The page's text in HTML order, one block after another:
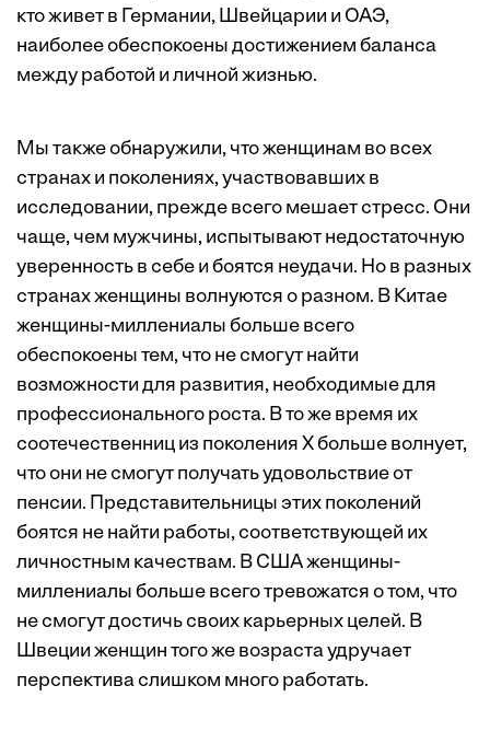
кто живет в Германии, Швейцарии и ОАЭ,
наиболее обеспокоены достижением баланса
между работой и личной жизнью.
Мы также обнаружили, что женщинам во всех
странах и поколениях, участвовавших в
исследовании, прежде всего мешает стресс. Они
чаще, чем мужчины, испытывают недостаточную
уверенность в себе и боятся неудачи. Но в разных
странах женщины волнуются о разном. В Китае
женщины-миллениалы больше всего
обеспокоены тем, что не смогут найти
возможности для развития, необходимые для
профессионального роста. В то же время их
соотечественниц из поколения X больше волнует,
что они не смогут получать удовольствие от
пенсии. Представительницы этих поколений
боятся не найти работы, соответствующей их
личностным качествам. В США женщины-
миллениалы больше всего тревожатся о том, что
не смогут достичь своих карьерных целей. В
Швеции женщин того же возраста удручает
перспектива слишком много работать.